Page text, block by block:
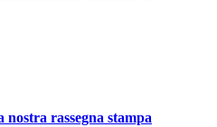
rassegna stampa